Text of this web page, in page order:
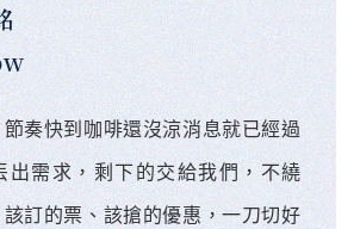
奏快到咖啡還沒涼消息就已經過
出需求，剩下的交給我們，不繞
訂的票、該搶的優惠，一刀切好